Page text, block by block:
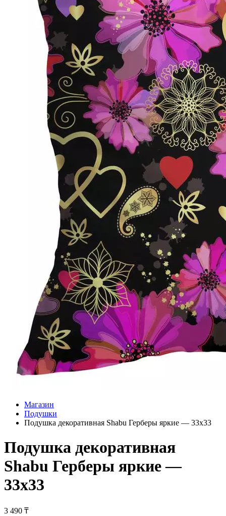
Магазин
Подушки
Подушка декоративная Shabu Герберы яркие — 33х33
Подушка декоративная
Shabu Герберы яркие —
33х33
3 490 ₸